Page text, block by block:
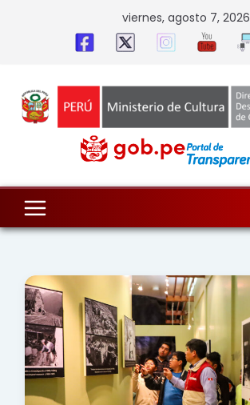
viernes, agosto 7, 2026